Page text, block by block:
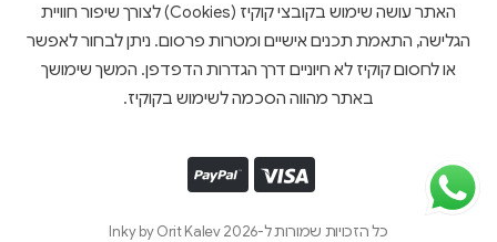
האתר עושה שימוש בקובצי קוקיז (Cookies) לצורך שיפור חוויית
הגלישה, התאמת תכנים אישיים ומטרות פרסום. ניתן לבחור לאפשר
או לחסום קוקיז לא חיוניים דרך הגדרות הדפדפן. המשך שימושך
באתר מהווה הסכמה לשימוש בקוקיז.
כל הזכויות שמורות ל-Inky by Orit Kalev 2026